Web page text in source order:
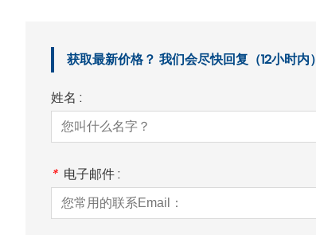
获取最新价格？ 我们会尽快回复（12小时内）
姓名 :
* 电子邮件 :